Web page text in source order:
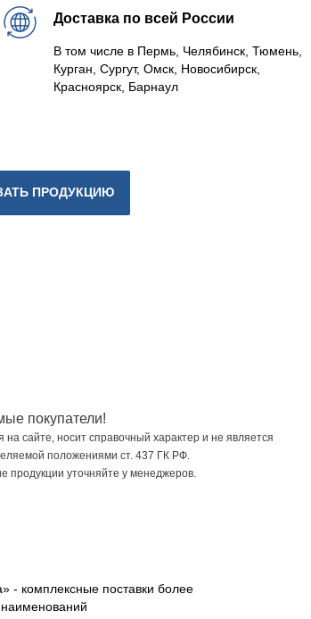
Доставка по всей России
В том числе в Пермь, Челябинск, Тюмень,
Курган, Сургут, Омск, Новосибирск,
Красноярск, Барнаул
ПРОДУКЦИЮ
покупатели!
сайте, носит справочный характер и не является
положениями ст. 437 ГК РФ.
продукции уточняйте у менеджеров.
- комплексные поставки более